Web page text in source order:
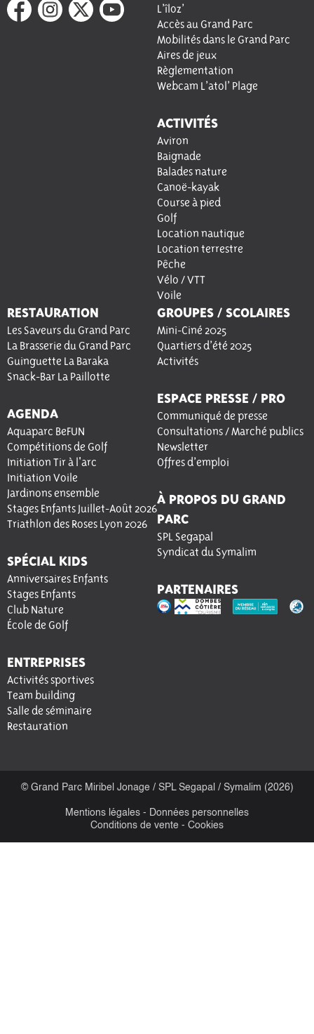
L’îloz’
Accès au Grand Parc
Mobilités dans le Grand Parc
Aires de jeux
Règlementation
Webcam L’atol’ Plage
ACTIVITÉS
Aviron
Baignade
Balades nature
Canoë-kayak
Course à pied
Golf
Location nautique
Location terrestre
Pêche
Vélo / VTT
Voile
RESTAURATION
Les Saveurs du Grand Parc
La Brasserie du Grand Parc
Guinguette La Baraka
Snack-Bar La Paillotte
AGENDA
Aquaparc BeFUN
Compétitions de Golf
Initiation Tir à l'arc
Initiation Voile
Jardinons ensemble
Stages Enfants Juillet-Août 2026
Triathlon des Roses Lyon 2026
SPÉCIAL KIDS
Anniversaires Enfants
Stages Enfants
Club Nature
École de Golf
ENTREPRISES
Activités sportives
Team building
Salle de séminaire
Restauration
GROUPES / SCOLAIRES
Mini-Ciné 2025
Quartiers d’été 2025
Activités
ESPACE PRESSE / PRO
Communiqué de presse
Consultations / Marché publics
Newsletter
Offres d’emploi
À PROPOS DU GRAND
PARC
SPL Segapal
Syndicat du Symalim
PARTENAIRES
© Grand Parc Miribel Jonage / SPL Segapal / Symalim (2026)
Mentions légales - Données personnelles
Conditions de vente - Cookies